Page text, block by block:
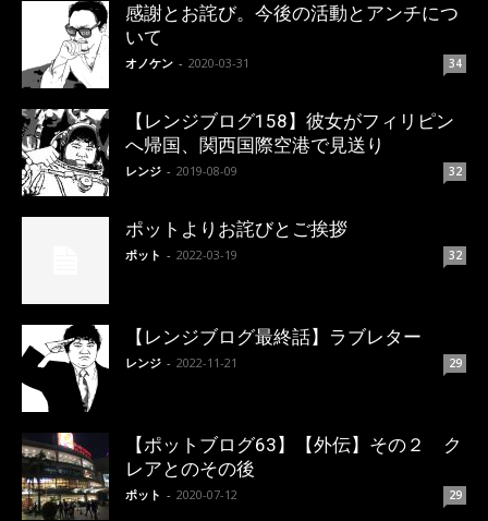
感謝とお詫び。今後の活動とアンチにつ
いて
オノケン - 2020-03-31 34
【レンジブログ158】彼女がフィリピン
へ帰国、関西国際空港で見送り
レンジ - 2019-08-09 32
ポットよりお詫びとご挨拶
ポット - 2022-03-19 32
【レンジブログ最終話】ラブレター
レンジ - 2022-11-21 29
【ポットブログ63】【外伝】その２ ク
レアとのその後
ポット - 2020-07-12 29